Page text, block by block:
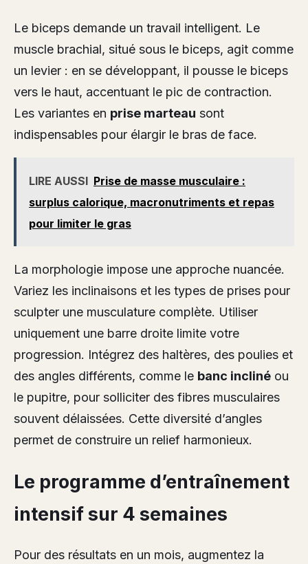
Le biceps demande un travail intelligent. Le
muscle brachial, situé sous le biceps, agit comme
un levier : en se développant, il pousse le biceps
vers le haut, accentuant le pic de contraction.
Les variantes en prise marteau sont
indispensables pour élargir le bras de face.
LIRE AUSSI Prise de masse musculaire :
surplus calorique, macronutriments et repas
pour limiter le gras
La morphologie impose une approche nuancée.
Variez les inclinaisons et les types de prises pour
sculpter une musculature complète. Utiliser
uniquement une barre droite limite votre
progression. Intégrez des haltères, des poulies et
des angles différents, comme le banc incliné ou
le pupitre, pour solliciter des fibres musculaires
souvent délaissées. Cette diversité d’angles
permet de construire un relief harmonieux.
Le programme d’entraînement
intensif sur 4 semaines
Pour des résultats en un mois, augmentez la